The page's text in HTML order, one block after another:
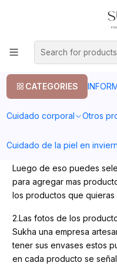
CATEGORIES
Cuidado corporal Otros
Cuidado de la piel en
20% en tu primera
COMO
1.Para compras web
Luego de eso puedes
para agregar mas
los productos que
2.Las fotos de los
Sukha una empresa
tener sus envases estos
en cada producto se